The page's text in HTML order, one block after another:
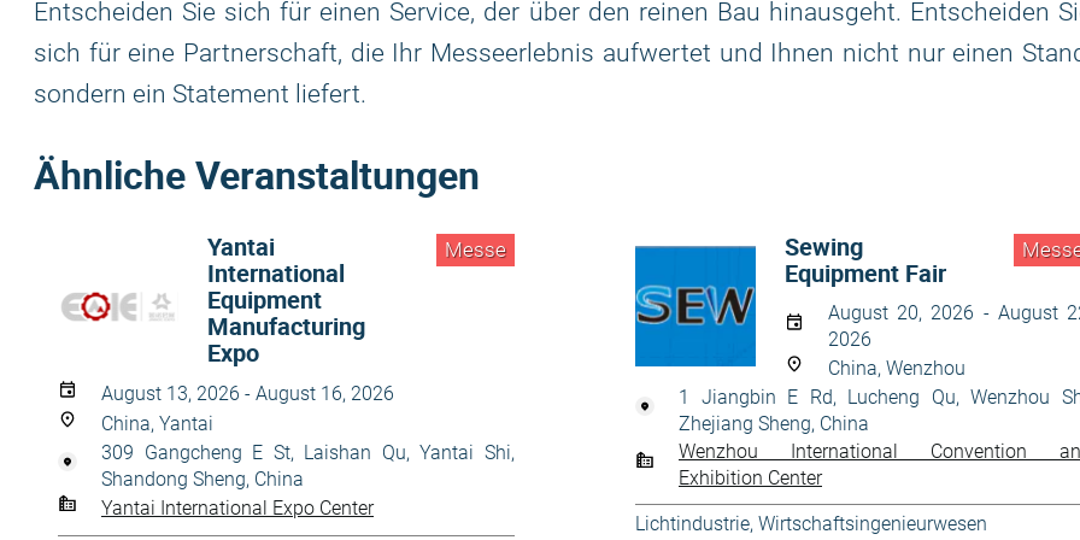
Entscheiden Sie sich für einen Service, der über den reinen Bau hinausgeht. Entscheiden
sich für eine Partnerschaft, die Ihr Messeerlebnis aufwertet und Ihnen nicht nur einen
sondern ein Statement liefert.
Ähnliche Veranstaltungen
Messe
Yantai
International
Equipment
Manufacturing
Expo
August 13, 2026 - August 16, 2026
China, Yantai
309 Gangcheng E St, Laishan Qu, Yantai Shi,
Shandong Sheng, China
Yantai International Expo Center
Sewing
Equipment Fair
August 20, 2026 - August
2026
China, Wenzhou
1 Jiangbin E Rd, Lucheng Qu, Wenzhou
Zhejiang Sheng, China
Wenzhou International Convention
Exhibition Center
Lichtindustrie, Wirtschaftsingenieurwesen